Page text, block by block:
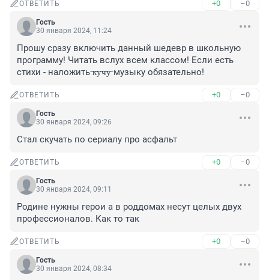
ОТВЕТИТЬ +0 –0
Гость
30 января 2024, 11:24
Прошу сразу включить данный шедевр в школьную
программу! Читать вслух всем классом! Если есть
стихи - наложить ̶к̶у̶ч̶у̶ музыку обязательно!
ОТВЕТИТЬ +0 –0
Гость
30 января 2024, 09:26
Стал скучать по сериалу про асфальт
ОТВЕТИТЬ +0 –0
Гость
30 января 2024, 09:11
Родине нужны герои а в роддомах несут целых двух
профессионалов. Как то так
ОТВЕТИТЬ +0 –0
Гость
30 января 2024, 08:34